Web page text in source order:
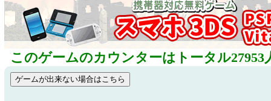
このゲームのカウンターはトータル27953